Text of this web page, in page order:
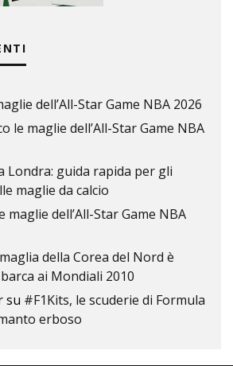
dell’All-Star Game NBA 2026
le maglie dell’All-Star Game NBA
Londra: guida rapida per gli
maglie da calcio
maglie dell’All-Star Game NBA
della Corea del Nord è
ai Mondiali 2010
su #F1Kits, le scuderie di Formula
erboso